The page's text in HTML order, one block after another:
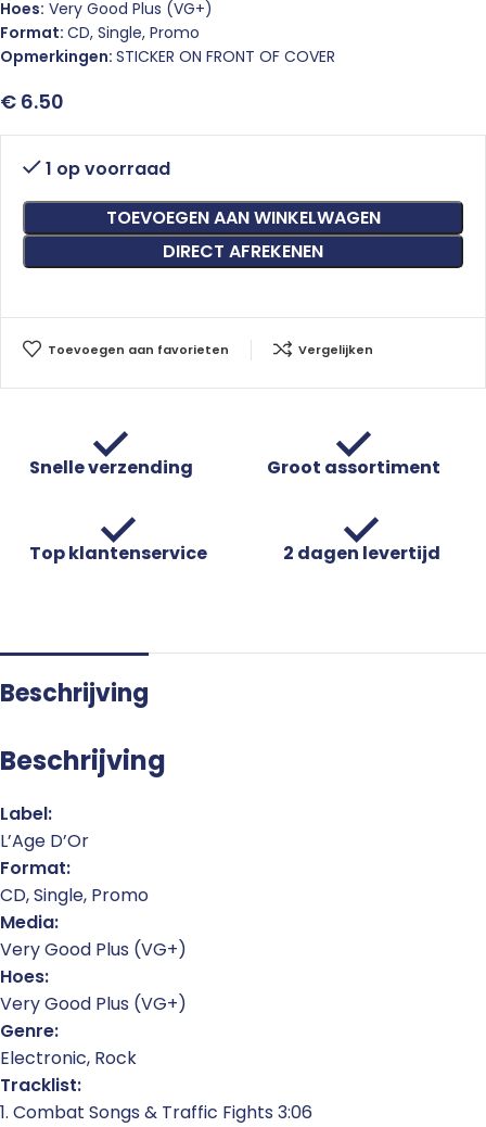
Hoes: Very Good Plus (VG+)
Format: CD, Single, Promo
Opmerkingen: STICKER ON FRONT OF COVER
€ 6.50
1 op voorraad
TOEVOEGEN AAN WINKELWAGEN
DIRECT AFREKENEN
Toevoegen aan favorieten Vergelijken
Snelle verzending Groot assortiment
Top klantenservice 2 dagen levertijd
Beschrijving
Beschrijving
Label:
L’Age D’Or
Format:
CD, Single, Promo
Media:
Very Good Plus (VG+)
Hoes:
Very Good Plus (VG+)
Genre:
Electronic, Rock
Tracklist:
1. Combat Songs & Traffic Fights 3:06